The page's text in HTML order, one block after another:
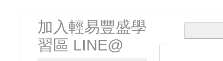
加入輕易豐盛學
習區 LINE@